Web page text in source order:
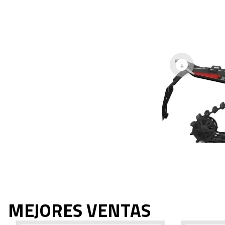
+
MEJORES VENTAS